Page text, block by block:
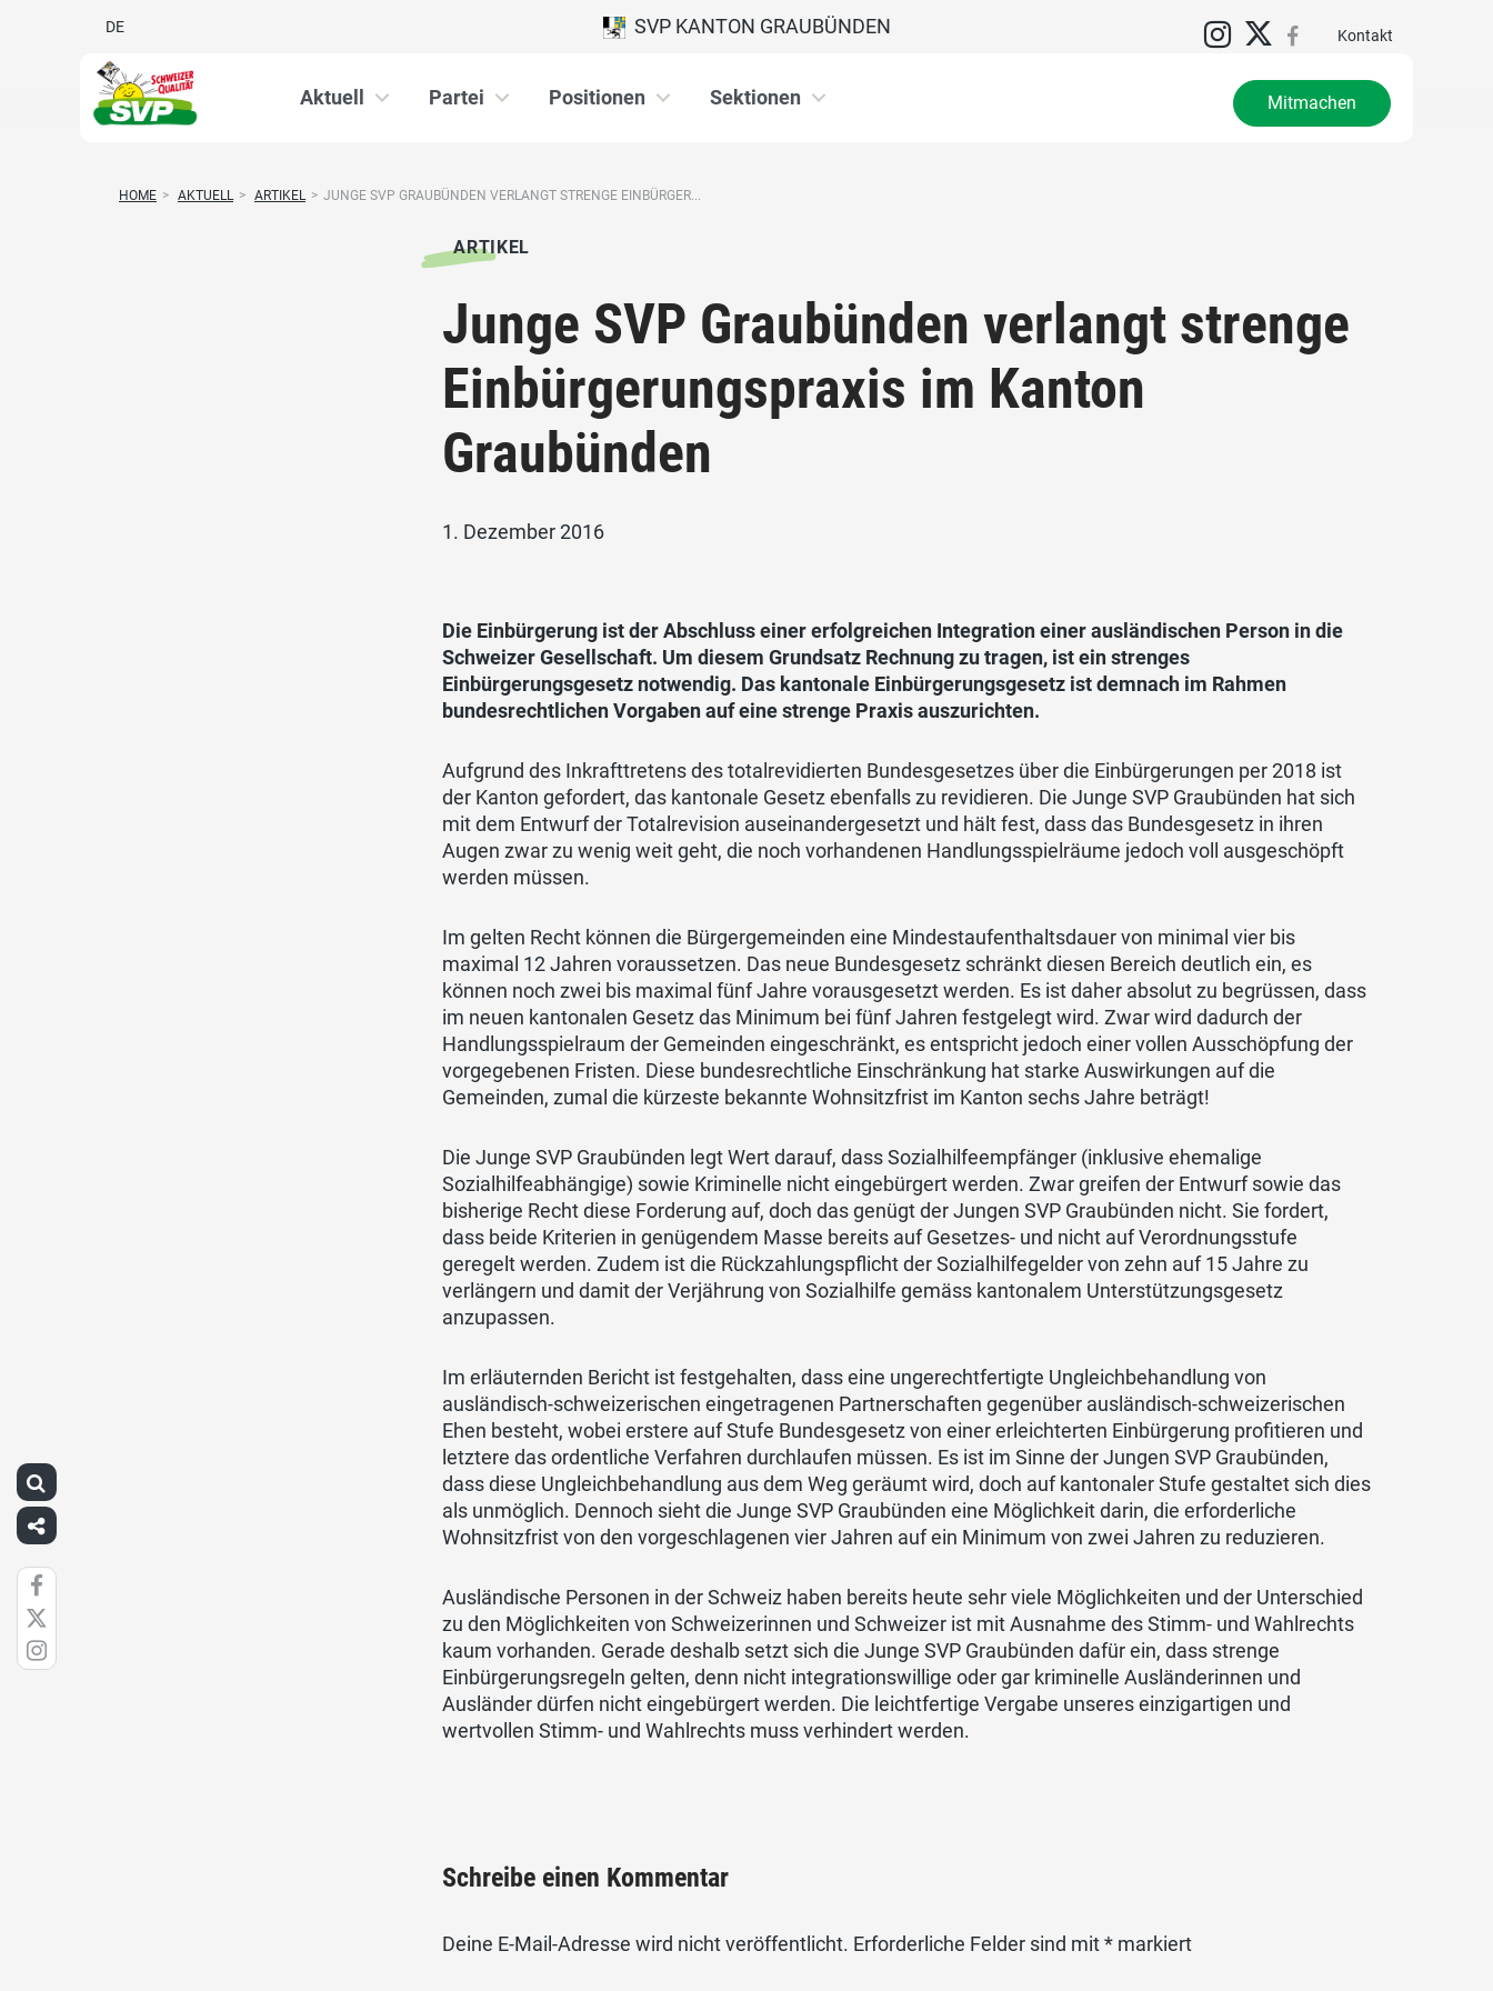
DE Kontakt
SVP KANTON GRAUBÜNDEN
Aktuell Partei Positionen Sektionen Mitmachen
HOME > AKTUELL > ARTIKEL > JUNGE SVP GRAUBÜNDEN VERLANGT STRENGE EINBÜRGER...
ARTIKEL
Junge SVP Graubünden verlangt strenge
Einbürgerungspraxis im Kanton
Graubünden
1. Dezember 2016
Die Einbürgerung ist der Abschluss einer erfolgreichen Integration einer ausländischen Person in die
Schweizer Gesellschaft. Um diesem Grundsatz Rechnung zu tragen, ist ein strenges
Einbürgerungsgesetz notwendig. Das kantonale Einbürgerungsgesetz ist demnach im Rahmen
bundesrechtlichen Vorgaben auf eine strenge Praxis auszurichten.
Aufgrund des Inkrafttretens des totalrevidierten Bundesgesetzes über die Einbürgerungen per 2018 ist
der Kanton gefordert, das kantonale Gesetz ebenfalls zu revidieren. Die Junge SVP Graubünden hat sich
mit dem Entwurf der Totalrevision auseinandergesetzt und hält fest, dass das Bundesgesetz in ihren
Augen zwar zu wenig weit geht, die noch vorhandenen Handlungsspielräume jedoch voll ausgeschöpft
werden müssen.
Im gelten Recht können die Bürgergemeinden eine Mindestaufenthaltsdauer von minimal vier bis
maximal 12 Jahren voraussetzen. Das neue Bundesgesetz schränkt diesen Bereich deutlich ein, es
können noch zwei bis maximal fünf Jahre vorausgesetzt werden. Es ist daher absolut zu begrüssen, dass
im neuen kantonalen Gesetz das Minimum bei fünf Jahren festgelegt wird. Zwar wird dadurch der
Handlungsspielraum der Gemeinden eingeschränkt, es entspricht jedoch einer vollen Ausschöpfung der
vorgegebenen Fristen. Diese bundesrechtliche Einschränkung hat starke Auswirkungen auf die
Gemeinden, zumal die kürzeste bekannte Wohnsitzfrist im Kanton sechs Jahre beträgt!
Die Junge SVP Graubünden legt Wert darauf, dass Sozialhilfeempfänger (inklusive ehemalige
Sozialhilfeabhängige) sowie Kriminelle nicht eingebürgert werden. Zwar greifen der Entwurf sowie das
bisherige Recht diese Forderung auf, doch das genügt der Jungen SVP Graubünden nicht. Sie fordert,
dass beide Kriterien in genügendem Masse bereits auf Gesetzes- und nicht auf Verordnungsstufe
geregelt werden. Zudem ist die Rückzahlungspflicht der Sozialhilfegelder von zehn auf 15 Jahre zu
verlängern und damit der Verjährung von Sozialhilfe gemäss kantonalem Unterstützungsgesetz
anzupassen.
Im erläuternden Bericht ist festgehalten, dass eine ungerechtfertigte Ungleichbehandlung von
ausländisch-schweizerischen eingetragenen Partnerschaften gegenüber ausländisch-schweizerischen
Ehen besteht, wobei erstere auf Stufe Bundesgesetz von einer erleichterten Einbürgerung profitieren und
letztere das ordentliche Verfahren durchlaufen müssen. Es ist im Sinne der Jungen SVP Graubünden,
dass diese Ungleichbehandlung aus dem Weg geräumt wird, doch auf kantonaler Stufe gestaltet sich dies
als unmöglich. Dennoch sieht die Junge SVP Graubünden eine Möglichkeit darin, die erforderliche
Wohnsitzfrist von den vorgeschlagenen vier Jahren auf ein Minimum von zwei Jahren zu reduzieren.
Ausländische Personen in der Schweiz haben bereits heute sehr viele Möglichkeiten und der Unterschied
zu den Möglichkeiten von Schweizerinnen und Schweizer ist mit Ausnahme des Stimm- und Wahlrechts
kaum vorhanden. Gerade deshalb setzt sich die Junge SVP Graubünden dafür ein, dass strenge
Einbürgerungsregeln gelten, denn nicht integrationswillige oder gar kriminelle Ausländerinnen und
Ausländer dürfen nicht eingebürgert werden. Die leichtfertige Vergabe unseres einzigartigen und
wertvollen Stimm- und Wahlrechts muss verhindert werden.
Schreibe einen Kommentar
Deine E-Mail-Adresse wird nicht veröffentlicht. Erforderliche Felder sind mit* markiert